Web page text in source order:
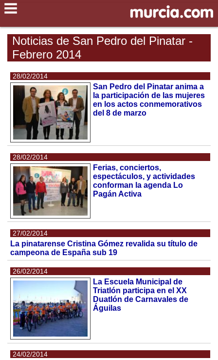
Noticias de San Pedro del Pinatar -
Febrero 2014
28/02/2014
San Pedro del Pinatar anima a
la participación de las mujeres
en los actos conmemorativos
del 8 de marzo
28/02/2014
Ferias, conciertos,
espectáculos, y actividades
conforman la agenda Lo
Pagán Activa
27/02/2014
La pinatarense Cristina Gómez revalida su título de
campeona de España sub 19
26/02/2014
La Escuela Municipal de
Triatlón participa en el XX
Duatlón de Carnavales de
Águilas
24/02/2014